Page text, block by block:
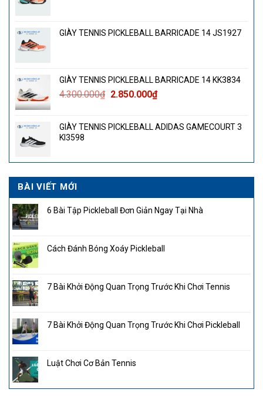
GIÀY TENNIS PICKLEBALL BARRICADE 14 JS1927
GIÀY TENNIS PICKLEBALL BARRICADE 14 KK3834
4.300.000₫ Giá
4.300.000₫.
2.850.000₫Giá
là:
GIÀY TENNIS PICKLEBALL ADIDAS GAMECOURT 3
KI3598
BÀI VIẾT MỚI
6 Bài Tập Pickleball Đơn Giản Ngay Tại Nhà
Cách Đánh Bóng Xoáy Pickleball
7 Bài Khởi Động Quan Trọng Trước Khi Chơi Tennis
7 Bài Khởi Động Quan Trọng Trước Khi Chơi Pickleball
Luật Chơi Cơ Bản Tennis